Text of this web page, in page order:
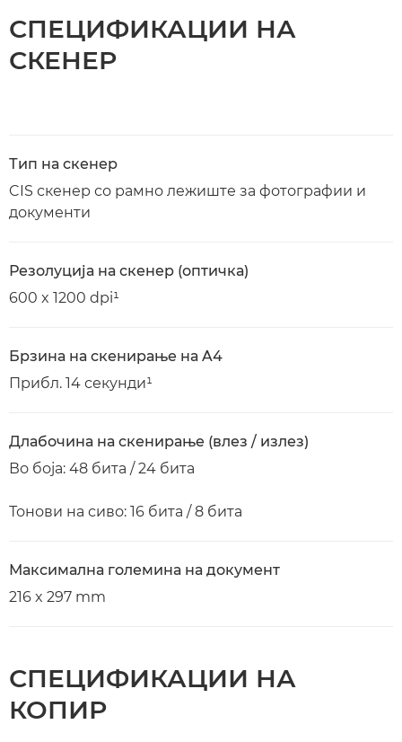
СПЕЦИФИКАЦИИ НА
СКЕНЕР
Тип на скенер
CIS скенер со рамно лежиште за фотографии и
документи
Резолуција на скенер (оптичка)
600 x 1200 dpi¹
Брзина на скенирање на A4
Прибл. 14 секунди¹
Длабочина на скенирање (влез / излез)
Во боја: 48 бита / 24 бита
Тонови на сиво: 16 бита / 8 бита
Максимална големина на документ
216 x 297 mm
СПЕЦИФИКАЦИИ НА
КОПИР